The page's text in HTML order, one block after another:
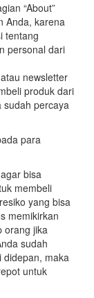
“About”
Anda, karena
tentang
personal dari
newsletter
produk dari
sudah percaya
para
bisa
membeli
yang bisa
memikirkan
orang jika
sudah
didepan, maka
untuk